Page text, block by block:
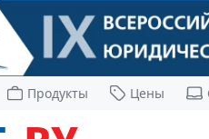
Продукты Цены